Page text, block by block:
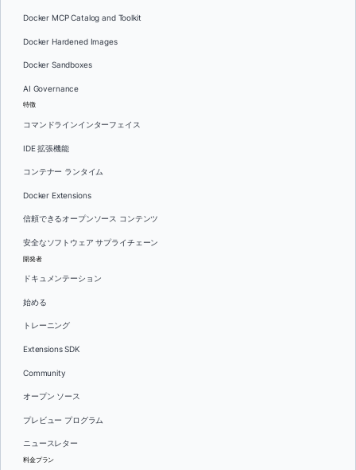
Docker MCP Catalog and Toolkit
Docker Hardened Images
Docker Sandboxes
AI Governance
特徴
コマンドラインインターフェイス
IDE 拡張機能
コンテナー ランタイム
Docker Extensions
信頼できるオープンソース コンテンツ
安全なソフトウェア サプライチェーン
開発者
ドキュメンテーション
始める
トレーニング
Extensions SDK
Community
オープン ソース
プレビュー プログラム
ニュースレター
料金プラン